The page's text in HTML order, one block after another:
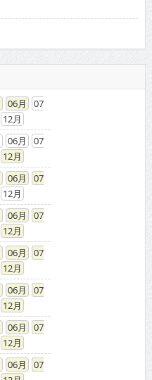
12
06
12
06
12
06
12
06
12
06
12
06
12
06
12